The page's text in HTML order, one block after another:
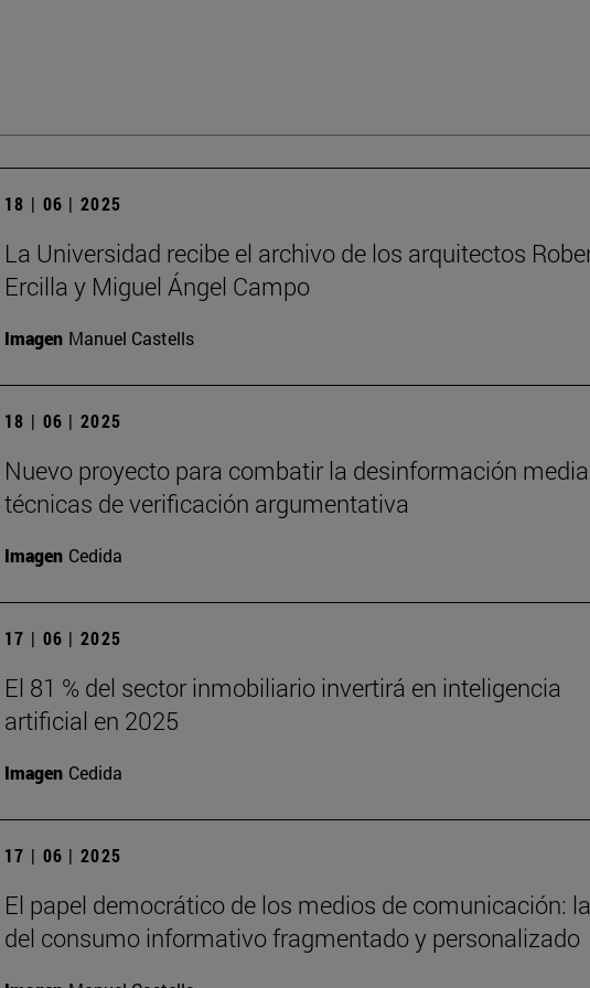
18 | 06 | 2025
La Universidad recibe el archivo de los arquitectos
Ercilla y Miguel Ángel Campo
Imagen Manuel Castells
18 | 06 | 2025
Nuevo proyecto para combatir la desinformación
técnicas de verificación argumentativa
Imagen Cedida
17 | 06 | 2025
El 81 % del sector inmobiliario invertirá en inteligencia
artificial en 2025
Imagen Cedida
17 | 06 | 2025
El papel democrático de los medios de comunicación:
del consumo informativo fragmentado y personalizado